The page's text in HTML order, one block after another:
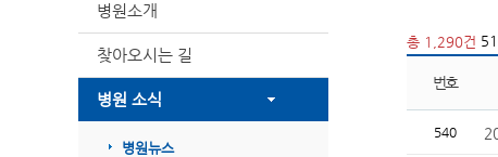
병원소개
찾아오시는 길
병원 소식
병원뉴스
총 1,290건
번호
540